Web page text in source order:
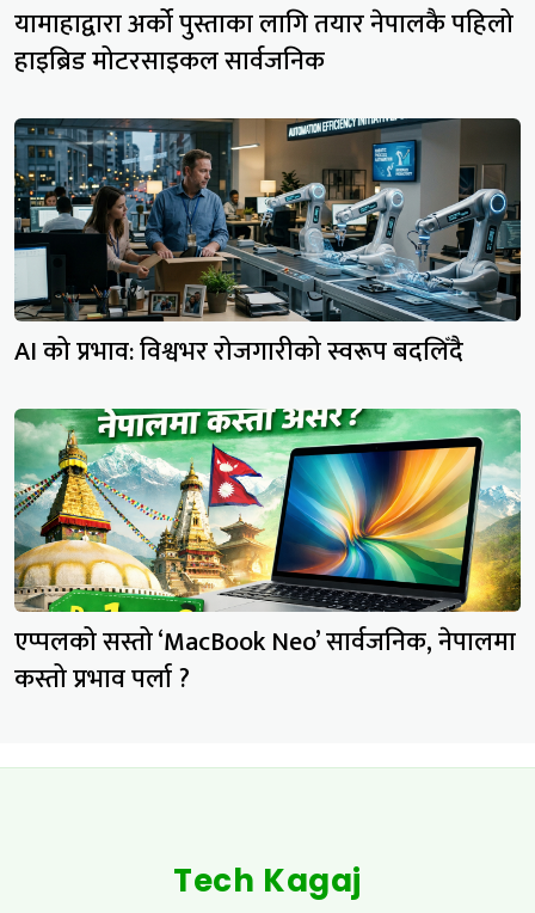
यामाहाद्वारा अर्को पुस्ताका लागि तयार नेपालकै पहिलो
हाइब्रिड मोटरसाइकल सार्वजनिक
AI को प्रभाव: विश्वभर रोजगारीको स्वरूप बदलिँदै
एप्पलको सस्तो ‘MacBook Neo’ सार्वजनिक, नेपालमा
कस्तो प्रभाव पर्ला ?
Tech Kagaj